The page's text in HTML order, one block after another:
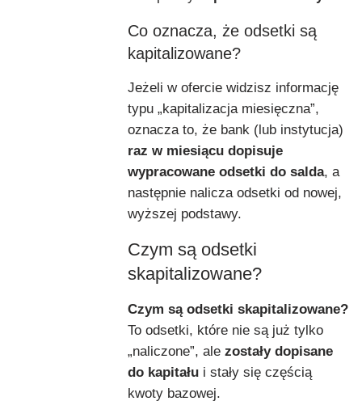
Co oznacza, że odsetki są
kapitalizowane?
Jeżeli w ofercie widzisz informację
typu „kapitalizacja miesięczna”,
oznacza to, że bank (lub instytucja)
raz w miesiącu dopisuje
wypracowane odsetki do salda, a
następnie nalicza odsetki od nowej,
wyższej podstawy.
Czym są odsetki
skapitalizowane?
Czym są odsetki skapitalizowane?
To odsetki, które nie są już tylko
„naliczone”, ale zostały dopisane
do kapitału i stały się częścią
kwoty bazowej.